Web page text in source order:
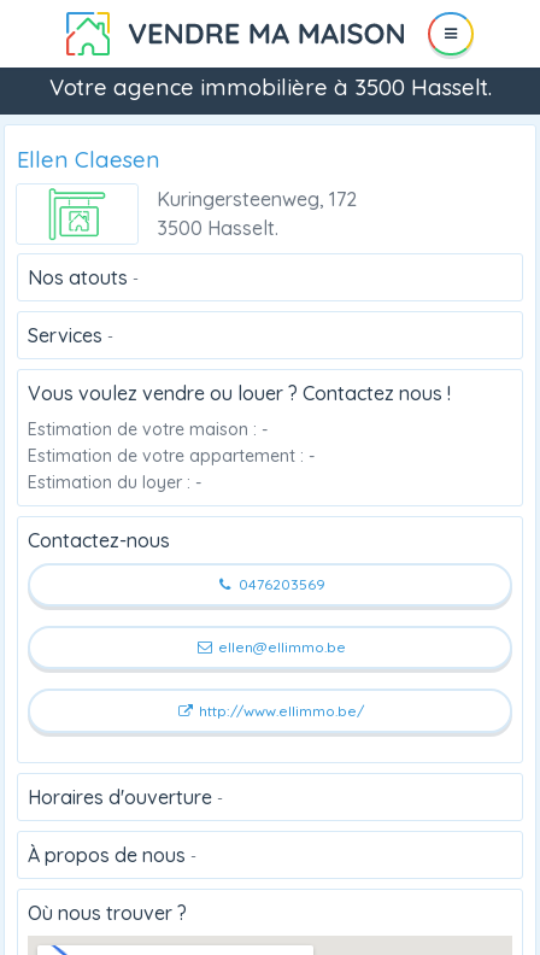
Votre agence immobilière à 3500 Hasselt.
Ellen Claesen
Kuringersteenweg, 172
3500 Hasselt.
Nos atouts -
Services -
Vous voulez vendre ou louer ? Contactez nous !
Estimation de votre maison : -
Estimation de votre appartement : -
Estimation du loyer : -
Contactez-nous
0476203569
ellen@ellimmo.be
http://www.ellimmo.be/
Horaires d'ouverture -
À propos de nous -
Où nous trouver ?